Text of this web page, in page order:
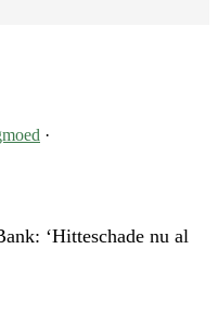
·
‘Hitteschade nu al